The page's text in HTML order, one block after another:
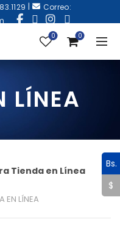
|
Correo:
0 0
LÍNEA
Tienda en Línea
EN LÍNEA
Bs.
$